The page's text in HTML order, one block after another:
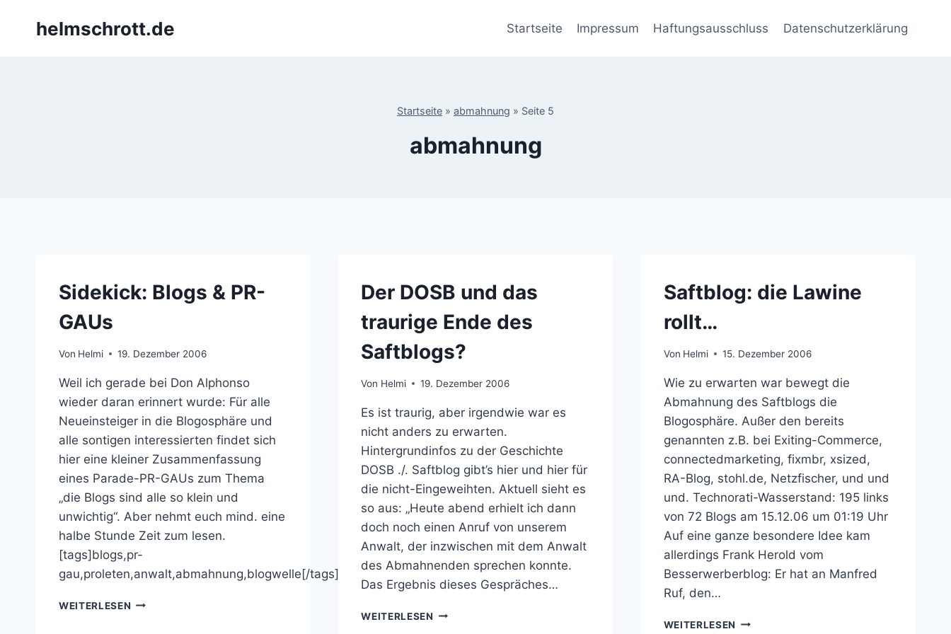
helmschrott.de Startseite Impressum Haftungsausschluss Datenschutzerklärung
Startseite » abmahnung » Seite 5
abmahnung
Sidekick: Blogs & PR-
GAUs
Von Helmi 19. Dezember 2006
Weil ich gerade bei Don Alphonso
wieder daran erinnert wurde: Für alle
Neueinsteiger in die Blogosphäre und
alle sontigen interessierten findet sich
hier eine kleiner Zusammenfassung
eines Parade-PR-GAUs zum Thema
„die Blogs sind alle so klein und
unwichtig“. Aber nehmt euch mind. eine
halbe Stunde Zeit zum lesen.
[tags]blogs,pr-
gau,proleten,anwalt,abmahnung,blogwelle[/tags]
WEITERLESEN SIDEKICK:
Der DOSB und das
traurige Ende des
Saftblogs?
Von Helmi 19. Dezember 2006
Es ist traurig, aber irgendwie war es
nicht anders zu erwarten.
Hintergrundinfos zu der Geschichte
DOSB ./. Saftblog gibt’s hier und hier für
die nicht-Eingeweihten. Aktuell sieht es
so aus: „Heute abend erhielt ich dann
doch noch einen Anruf von unserem
Anwalt, der inzwischen mit dem Anwalt
des Abmahnenden sprechen konnte.
Das Ergebnis dieses Gespräches…
WEITERLESEN DER
Saftblog: die Lawine
rollt…
Von Helmi 15. Dezember 2006
Wie zu erwarten war bewegt die
Abmahnung des Saftblogs die
Blogosphäre. Außer den bereits
genannten z.B. bei Exiting-Commerce,
connectedmarketing, fixmbr, xsized,
RA-Blog, stohl.de, Netzfischer, und und
und. Technorati-Wasserstand: 195 links
von 72 Blogs am 15.12.06 um 01:19 Uhr
Auf eine ganze besondere Idee kam
allerdings Frank Herold vom
Besserwerberblog: Er hat an Manfred
Ruf, den…
WEITERLESEN SAFTBLOG: